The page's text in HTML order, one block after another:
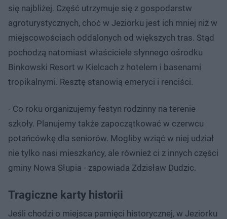
się najbliżej. Część utrzymuje się z gospodarstw
agroturystycznych, choć w Jeziorku jest ich mniej niż w
miejscowościach oddalonych od większych tras. Stąd
pochodzą natomiast właściciele słynnego ośrodku
Binkowski Resort w Kielcach z hotelem i basenami
tropikalnymi. Resztę stanowią emeryci i renciści.
- Co roku organizujemy festyn rodzinny na terenie
szkoły. Planujemy także zapoczątkować w czerwcu
potańcówkę dla seniorów. Mogliby wziąć w niej udział
nie tylko nasi mieszkańcy, ale również ci z innych części
gminy Nowa Słupia - zapowiada Zdzisław Dudzic.
Tragiczne karty historii
Jeśli chodzi o miejsca pamięci historycznej, w Jeziorku